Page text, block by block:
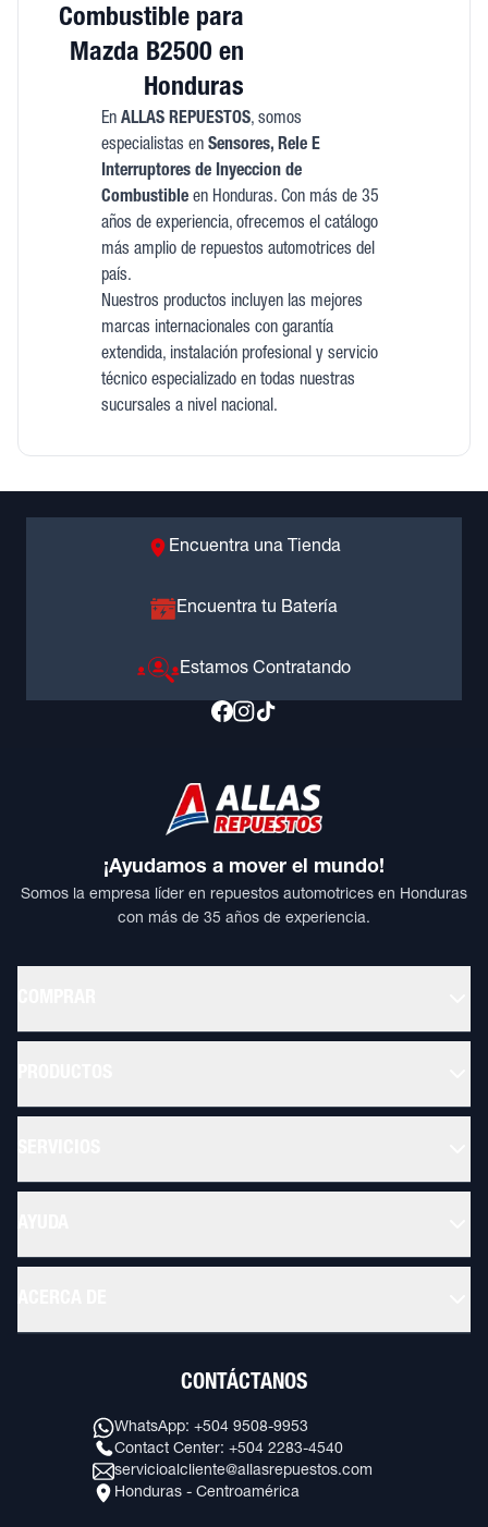
Combustible para
Mazda B2500 en
Honduras
En ALLAS REPUESTOS, somos
especialistas en Sensores, Rele E
Interruptores de Inyeccion de
Combustibleen Honduras. Con más de 35
años de experiencia, ofrecemos el catálogo
más amplio de repuestos automotrices del
país.
Nuestros productos incluyen las mejores
marcas internacionales con garantía
extendida, instalación profesional y servicio
técnico especializado en todas nuestras
sucursales a nivel nacional.
Encuentra una Tienda
Encuentra tu Batería
Estamos Contratando
¡Ayudamos a mover el mundo!
Somos la empresa líder en repuestos automotrices en Honduras
con más de 35 años de experiencia.
CONTÁCTANOS
WhatsApp: +504 9508-9953
Contact Center: +504 2283-4540
servicioalcliente@allasrepuestos.com
Honduras - Centroamérica